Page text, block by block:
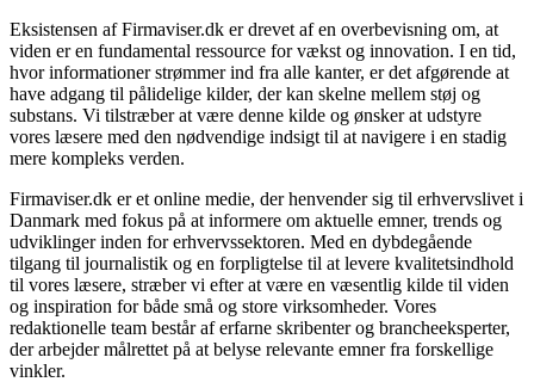
Eksistensen af Firmaviser.dk er drevet af en overbevisning om, at
viden er en fundamental ressource for vækst og innovation. I en tid,
hvor informationer strømmer ind fra alle kanter, er det afgørende at
have adgang til pålidelige kilder, der kan skelne mellem støj og
substans. Vi tilstræber at være denne kilde og ønsker at udstyre
vores læsere med den nødvendige indsigt til at navigere i en stadig
mere kompleks verden.
Firmaviser.dk er et online medie, der henvender sig til erhvervslivet i
Danmark med fokus på at informere om aktuelle emner, trends og
udviklinger inden for erhvervssektoren. Med en dybdegående
tilgang til journalistik og en forpligtelse til at levere kvalitetsindhold
til vores læsere, stræber vi efter at være en væsentlig kilde til viden
og inspiration for både små og store virksomheder. Vores
redaktionelle team består af erfarne skribenter og brancheeksperter,
der arbejder målrettet på at belyse relevante emner fra forskellige
vinkler.